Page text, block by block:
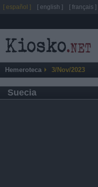
Hemeroteca 3/Nov/2023
Suecia
[ español ] [ english ] [ français ]